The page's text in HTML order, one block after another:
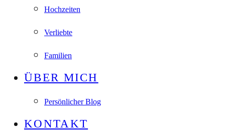
Hochzeiten
Verliebte
Familien
ÜBER MICH
Persönlicher Blog
KONTAKT